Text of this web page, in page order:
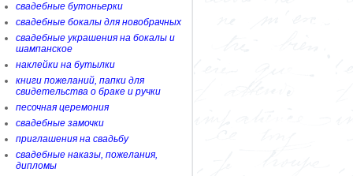
свадебные бутоньерки
свадебные бокалы для новобрачных
свадебные украшения на бокалы и
шампанское
наклейки на бутылки
книги пожеланий, папки для
свидетельства о браке и ручки
песочная церемония
свадебные замочки
приглашения на свадьбу
свадебные наказы, пожелания,
дипломы